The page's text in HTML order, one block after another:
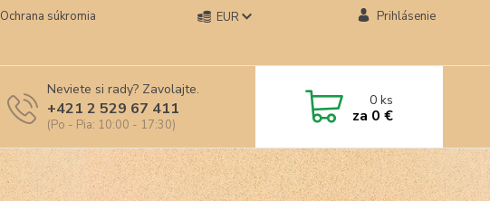
Ochrana súkromia
EUR Prihlásenie
Neviete si rady? Zavolajte.
+421 2 529 67 411
(Po - Pia: 10:00 - 17:30)
0ks
za 0 €